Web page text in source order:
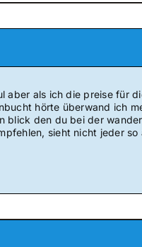
aber als ich die preise für
hörte überwand ich
blick den du bei der
sieht nicht jeder